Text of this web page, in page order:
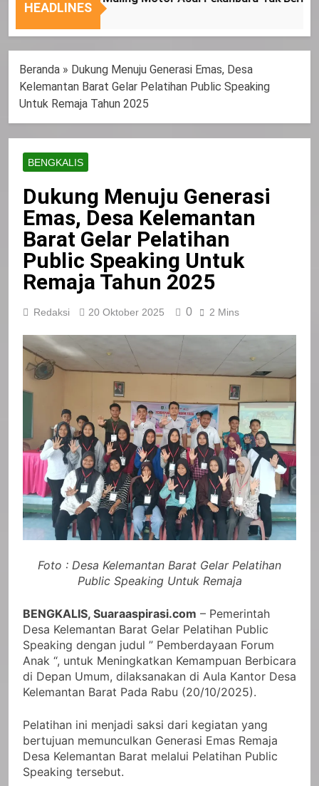
Nasional
Tepat
HEADLINES
Beranda » Dukung Menuju Generasi Emas, Desa
Kelemantan Barat Gelar Pelatihan Public Speaking
Untuk Remaja Tahun 2025
BENGKALIS
Dukung Menuju Generasi
Emas, Desa Kelemantan
Barat Gelar Pelatihan
Public Speaking Untuk
Remaja Tahun 2025
Redaksi 20 Oktober 2025 0 2 Mins
Foto : Desa Kelemantan Barat Gelar Pelatihan
Public Speaking Untuk Remaja
BENGKALIS, Suaraaspirasi.com – Pemerintah
Desa Kelemantan Barat Gelar Pelatihan Public
Speaking dengan judul ” Pemberdayaan Forum
Anak “, untuk Meningkatkan Kemampuan Berbicara
di Depan Umum, dilaksanakan di Aula Kantor Desa
Kelemantan Barat Pada Rabu (20/10/2025).
Pelatihan ini menjadi saksi dari kegiatan yang
bertujuan memunculkan Generasi Emas Remaja
Desa Kelemantan Barat melalui Pelatihan Public
Speaking tersebut.